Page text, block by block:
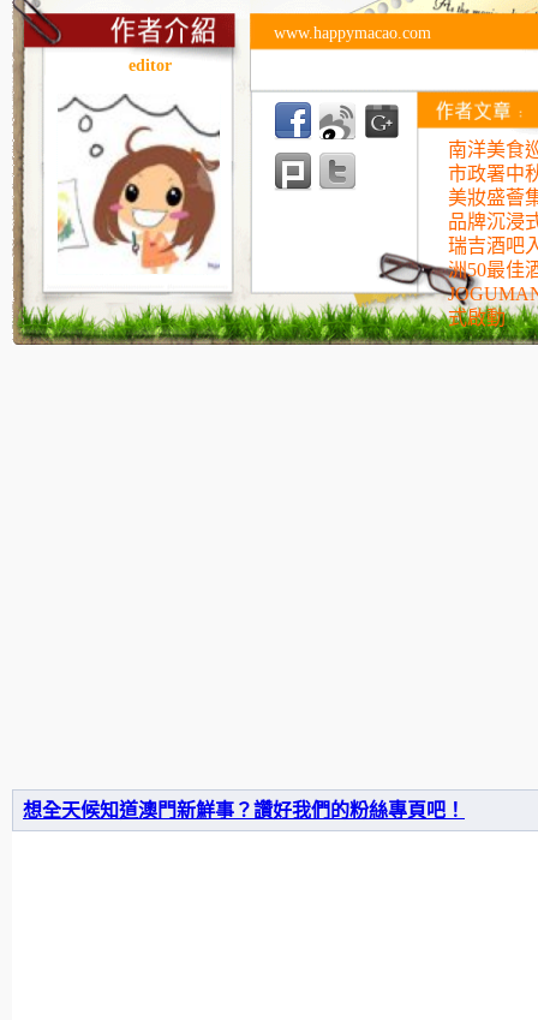
editor
www.happymacao.com
南洋美食
市政署中
美妝盛薈
品牌沉浸
瑞吉酒吧
洲50最佳
式啟動
想全天候知道澳門新鮮事？讚好我們的粉絲專頁吧！